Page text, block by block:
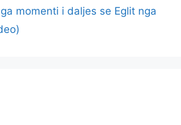
momenti i daljes se Eglit nga